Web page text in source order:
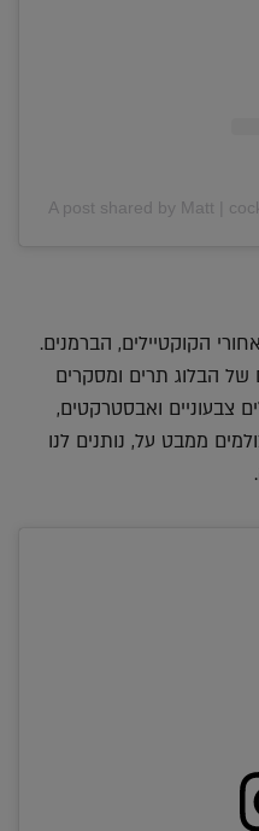
A post shared by Matt |
הקוקטיילים, הברמנים.
של הבלוג תרים ומסקרים
צבעוניים ואבסטרקטים,
ממבט על, נותנים לנו